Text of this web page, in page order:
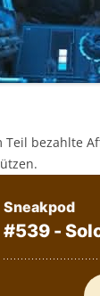
bezahlte